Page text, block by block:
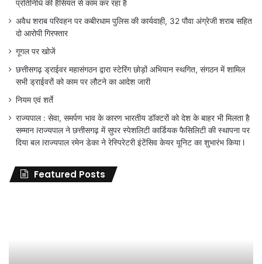
प्रतिनिधि की हैसियत से काम कर रहा है
अवैध शराब परिवहन पर कबीरधाम पुलिस की कार्यवाही, 32 पौवा अंग्रेजी शराब सहित
दो आरोपी गिरफ्तार
गूगल पर खोजें
छत्तीसगढ़ ड्राईवर महासंगठन द्वारा स्टेरिंग छोड़ों अभियान स्थगित, संगठन में शामिल
सभी ड्राईवरों को काम पर लौटने का आदेश जारी
नियम एवं शर्ते
राज्यपाल : सेवा, समर्पण भाव के कारण भारतीय डॉक्टरों को देश के बाहर भी मिलता है
सम्मान lराज्यपाल ने छत्तीसगढ़ में सुपर स्पेशलिटी कार्डियक फैसिलिटी की स्थापना पर
दिया बल lराज्यपाल रमेन डेका ने रेस्पिरेटरी इंटेंसिव केयर यूनिट का शुभारंभ किया l
Featured Posts